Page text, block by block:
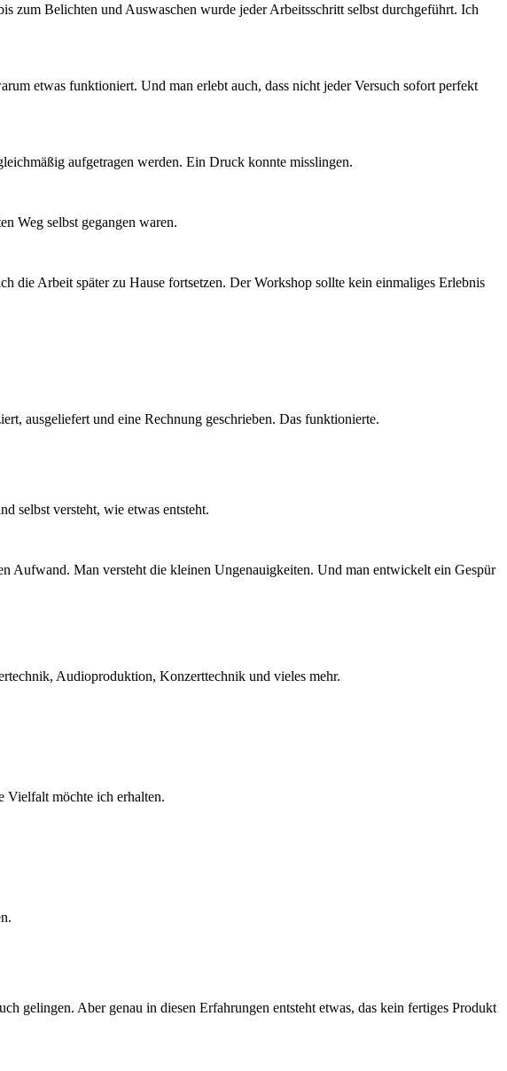
zum Belichten und Auswaschen wurde jeder Arbeitsschritt selbst durchgeführt. Ich
etwas funktioniert. Und man erlebt auch, dass nicht jeder Versuch sofort perfekt
aufgetragen werden. Ein Druck konnte misslingen.
Weg selbst gegangen waren.
die Arbeit später zu Hause fortsetzen. Der Workshop sollte kein einmaliges Erlebnis
ausgeliefert und eine Rechnung geschrieben. Das funktionierte.
selbst versteht, wie etwas entsteht.
Aufwand. Man versteht die kleinen Ungenauigkeiten. Und man entwickelt ein Gespür
Audioproduktion, Konzerttechnik und vieles mehr.
Vielfalt möchte ich erhalten.
gelingen. Aber genau in diesen Erfahrungen entsteht etwas, das kein fertiges Produkt